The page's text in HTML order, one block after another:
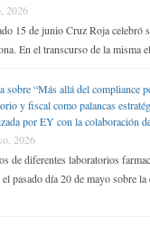
2026
15 de junio Cruz Roja celebró
En el transcurso de la misma
sobre “Más allá del compliance
y fiscal como palancas
por EY con la colaboración
2026
de diferentes laboratorios
pasado día 20 de mayo sobre la